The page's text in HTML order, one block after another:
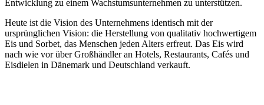
Entwicklung zu einem Wachstumsunternehmen zu unterstützen.
Heute ist die Vision des Unternehmens identisch mit der
ursprünglichen Vision: die Herstellung von qualitativ hochwertigem
Eis und Sorbet, das Menschen jeden Alters erfreut. Das Eis wird
nach wie vor über Großhändler an Hotels, Restaurants, Cafés und
Eisdielen in Dänemark und Deutschland verkauft.